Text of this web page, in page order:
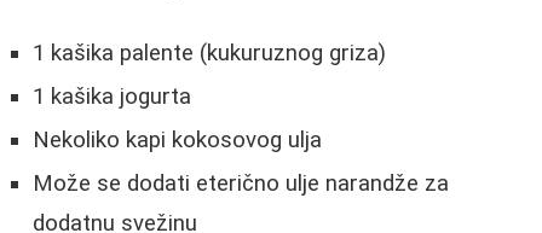
1 kašika palente (kukuruznog griza)
1 kašika jogurta
Nekoliko kapi kokosovog ulja
Može se dodati eterično ulje narandže za
dodatnu svežinu